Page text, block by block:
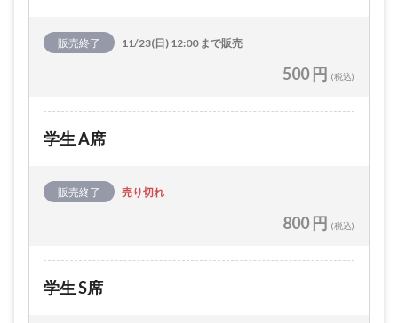
販売終了 11/23(日) 12:00 まで販売
500 円 (税込)
学生 A席
販売終了 売り切れ
800 円 (税込)
学生 S席